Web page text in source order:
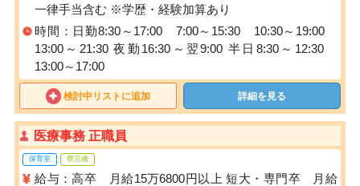
一律手当含む ※学歴・経験加算あり
時間：日勤8:30～17:00 7:00～15:30 10:30～19:00
13:00～21:30 夜勤16:30～翌9:00 半日8:30～12:30
13:00～17:00
検討中リストに追加 詳細を見る
医療事務 正職員
保育室 寮完備
給与：高卒 月給15万6800円以上 短大・専門卒 月給